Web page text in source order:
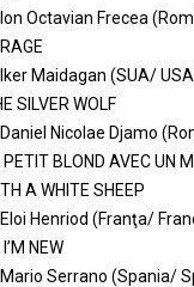
Octavian Frecea
Maidagan (SUA/
SILVER WOLF
Nicolae Djamo
PETIT BLOND AVEC UN
A WHITE SHEEP
Henriod (Franţa/
I’M NEW
Serrano (Spania/